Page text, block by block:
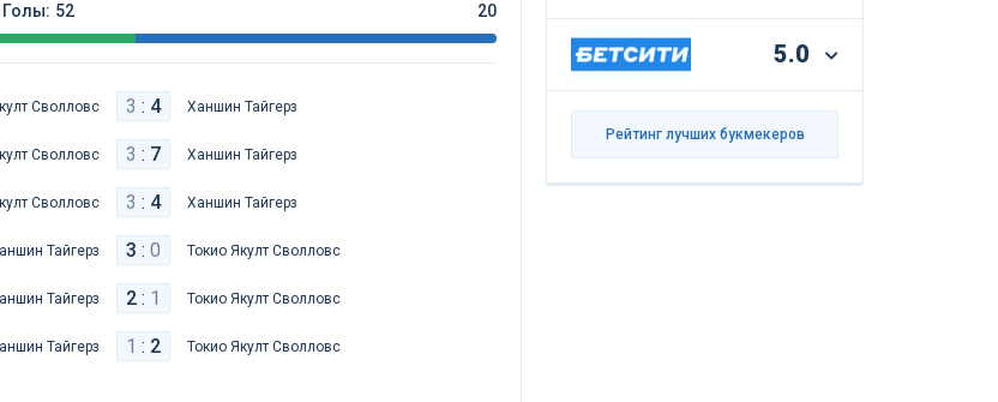
Голы: 52 20
Сволловс 3 : 4 Ханшин Тайгерз
Сволловс 3 : 7 Ханшин Тайгерз
Сволловс 3 : 4 Ханшин Тайгерз
Тайгерз 3 : 0 Токио Якулт Сволловс
Тайгерз 2: 1 Токио Якулт Сволловс
Тайгерз 1 : 2 Токио Якулт Сволловс
5.0
Рейтинг лучших букмекеров